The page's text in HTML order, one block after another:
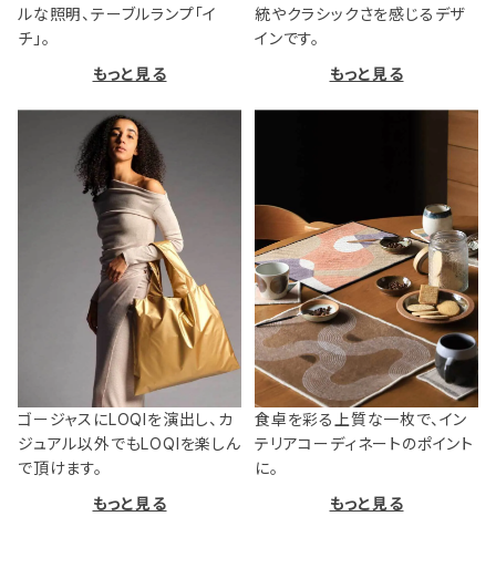
ルな照明、テーブルランプ「イ
チ」。
もっと見る
統やクラシックさを感じるデザ
インです。
もっと見る
ゴージャスにLOQIを演出し、カ
ジュアル以外でもLOQIを楽しん
で頂けます。
もっと見る
食卓を彩る上質な一枚で、イン
テリアコーディネートのポイント
に。
もっと見る